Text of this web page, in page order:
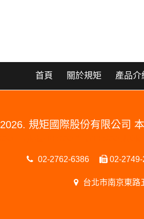
首頁 關於規矩 產品介
2026. 規矩國際股份有限公司
02-2762-6386 02-
台北市南京東路